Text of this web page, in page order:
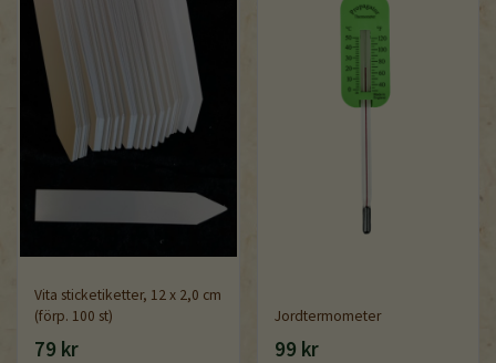
Vita sticketiketter, 12 x 2,0 cm
(förp. 100 st)
79 kr
Jordtermometer
99 kr